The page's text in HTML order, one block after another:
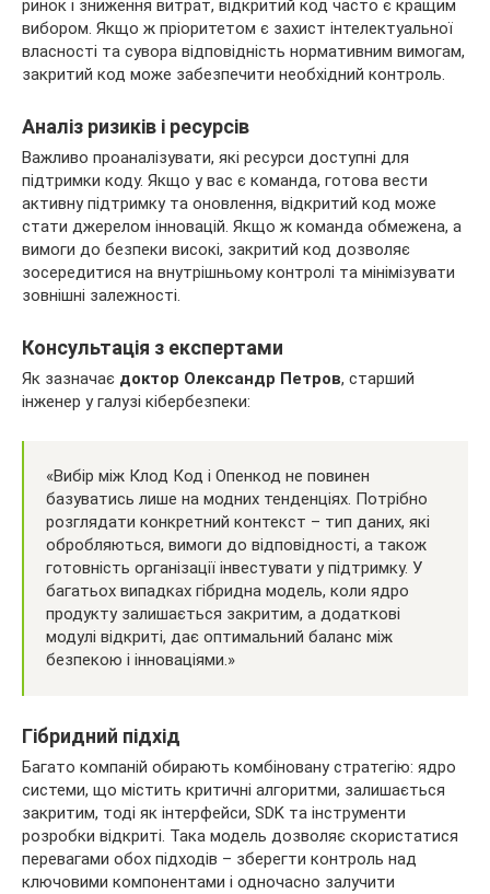
ринок і зниження витрат, відкритий код часто є кращим
вибором. Якщо ж пріоритетом є захист інтелектуальної
власності та сувора відповідність нормативним вимогам,
закритий код може забезпечити необхідний контроль.
Аналіз ризиків і ресурсів
Важливо проаналізувати, які ресурси доступні для
підтримки коду. Якщо у вас є команда, готова вести
активну підтримку та оновлення, відкритий код може
стати джерелом інновацій. Якщо ж команда обмежена, а
вимоги до безпеки високі, закритий код дозволяє
зосередитися на внутрішньому контролі та мінімізувати
зовнішні залежності.
Консультація з експертами
Як зазначає доктор Олександр Петров, старший
інженер у галузі кібербезпеки:
«Вибір між Клод Код і Опенкод не повинен
базуватись лише на модних тенденціях. Потрібно
розглядати конкретний контекст – тип даних, які
обробляються, вимоги до відповідності, а також
готовність організації інвестувати у підтримку. У
багатьох випадках гібридна модель, коли ядро
продукту залишається закритим, а додаткові
модулі відкриті, дає оптимальний баланс між
безпекою і інноваціями.»
Гібридний підхід
Багато компаній обирають комбіновану стратегію: ядро
системи, що містить критичні алгоритми, залишається
закритим, тоді як інтерфейси, SDK та інструменти
розробки відкриті. Така модель дозволяє скористатися
перевагами обох підходів – зберегти контроль над
ключовими компонентами і одночасно залучити